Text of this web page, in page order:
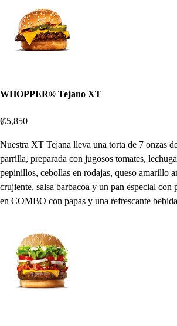
WHOPPER® Tejano XT
₡5,850
Nuestra XT Tejana lleva una torta de 7 onzas
parrilla, preparada con jugosos tomates,
pepinillos, cebollas en rodajas, queso amarillo
crujiente, salsa barbacoa y un pan especial con
en COMBO con papas y una refrescante